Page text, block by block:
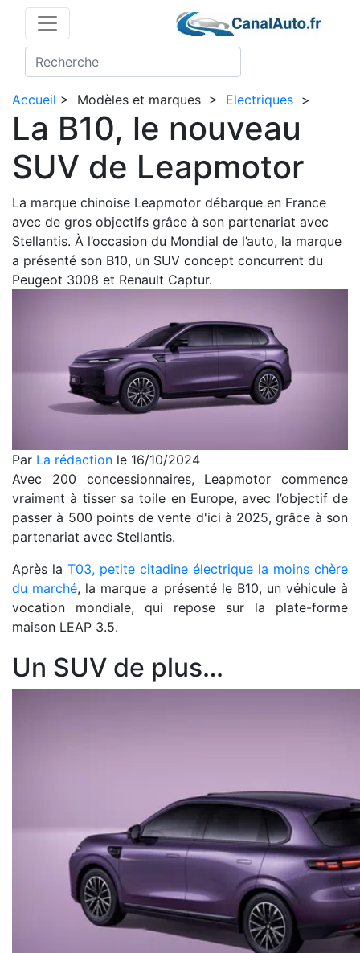
Accueil > Modèles et marques > Electriques >
La B10, le nouveau
SUV de Leapmotor
La marque chinoise Leapmotor débarque en France
avec de gros objectifs grâce à son partenariat avec
Stellantis. À l’occasion du Mondial de l’auto, la marque
a présenté son B10, un SUV concept concurrent du
Peugeot 3008 et Renault Captur.
Par La rédaction le 16/10/2024
Avec 200 concessionnaires, Leapmotor commence
vraiment à tisser sa toile en Europe, avec l’objectif de
passer à 500 points de vente d'ici à 2025, grâce à son
partenariat avec Stellantis.
Après la T03, petite citadine électrique la moins chère
du marché, la marque a présenté le B10, un véhicule à
vocation mondiale, qui repose sur la plate-forme
maison LEAP 3.5.
Un SUV de plus…